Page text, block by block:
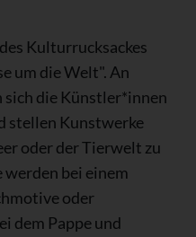
Kulturrucksackes
um die Welt". An
die Künstler*innen
stellen Kunstwerke
oder der Tierwelt zu
bei einem
oder
dem Pappe und